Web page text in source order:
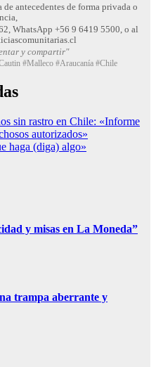
antecedentes de forma privada o
WhatsApp +56 9 6419 5500, o al
y compartir"
#Malleco #Araucanía #Chile
sin rastro en Chile: «Informe
autorizados»
haga (diga) algo»
y misas en La Moneda”
trampa aberrante y